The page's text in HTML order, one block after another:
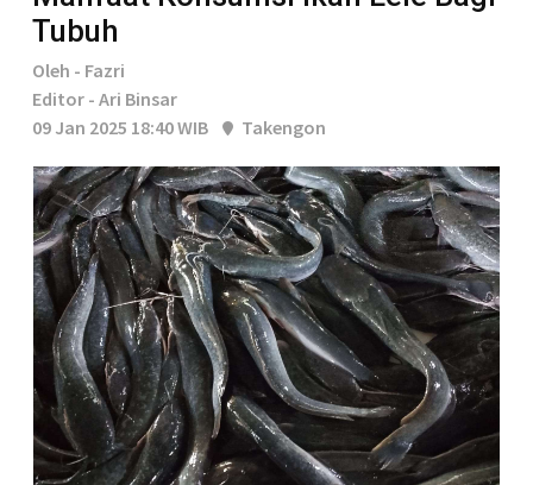
Tubuh
Oleh - Fazri
Editor - Ari Binsar
09 Jan 2025 18:40 WIB
Takengon